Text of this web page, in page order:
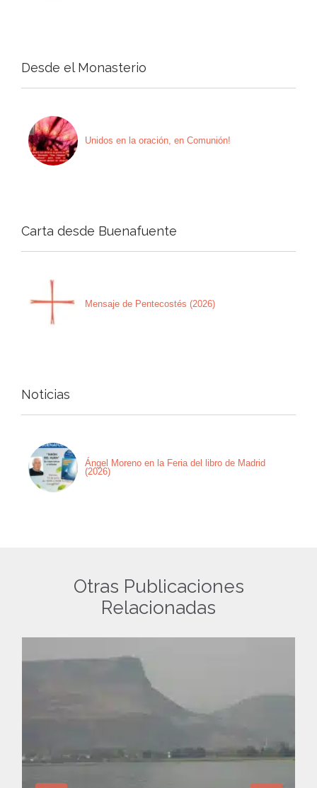
Desde el Monasterio
Unidos en la oración, en Comunión!
Carta desde Buenafuente
Mensaje de Pentecostés (2026)
Noticias
Ángel Moreno en la Feria del libro de Madrid
(2026)
Otras Publicaciones
Relacionadas